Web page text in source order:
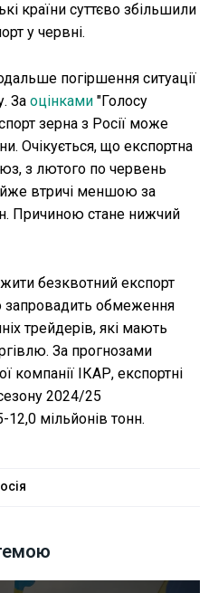
країни суттєво збільшили
у червні.
погіршення ситуації
За оцінками "Голосу
зерна з Росії може
Очікується, що експортна
з лютого по червень
втричі меншою за
Причиною стане нижчий
безквотний експорт
запровадить обмеження
трейдерів, які мають
За прогнозами
компанії ІКАР, експортні
2024/25
мільйонів тонн.